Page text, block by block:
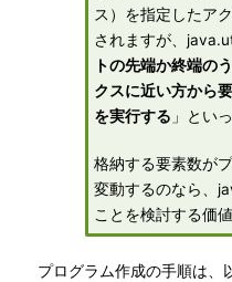
ス）を指定したア
されますが、
トの先端か終端の
クスに近い方から
を実行する 」とい
格納する要素数が
変動するのなら、
ことを検討する価
プログラム作成の手順は、